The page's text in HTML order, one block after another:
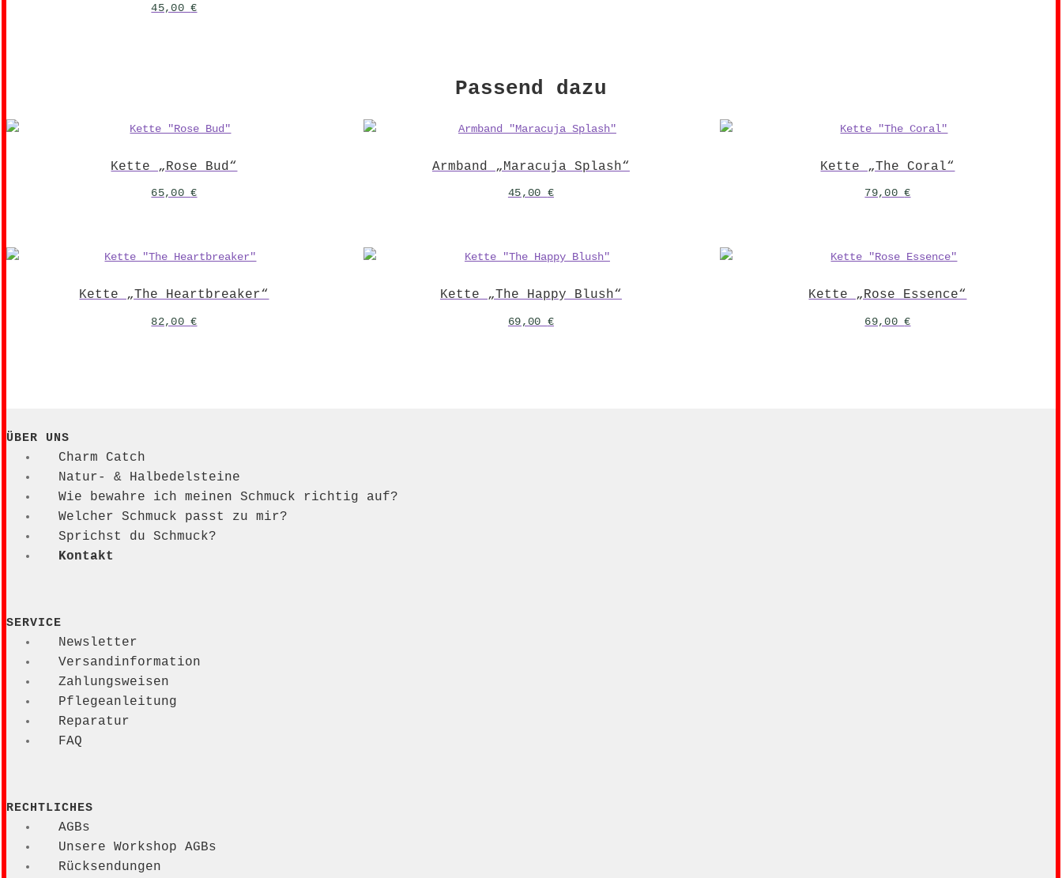
45,00€
Passend dazu
Kette „Rose Bud“
65,00€
Armband „Maracuja Splash“
45,00 €
Kette „The Coral“
79,00€
Kette „The Heartbreaker“
82,00€
Kette „The Happy Blush“
69,00 €
Kette „Rose Essence“
69,00€
ÜBER UNS
Charm Catch
Natur- & Halbedelsteine
Wie bewahre ich meinen Schmuck richtig auf?
Welcher Schmuck passt zu mir?
Sprichst du Schmuck?
Kontakt
SERVICE
Newsletter
Versandinformation
Zahlungsweisen
Pflegeanleitung
Reparatur
FAQ
RECHTLICHES
AGBs
Unsere Workshop AGBs
Rücksendungen